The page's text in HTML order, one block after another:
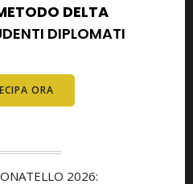
DELTA
DIPLOMATI
ORA
2026: